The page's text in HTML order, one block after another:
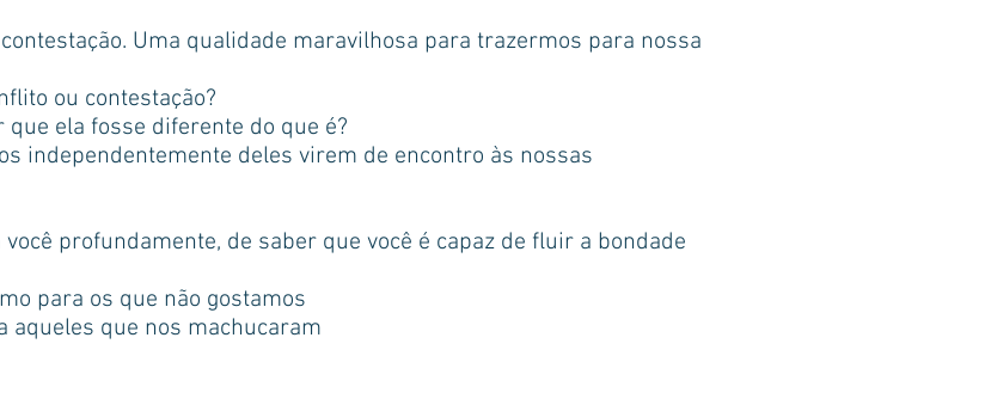
Uma qualidade maravilhosa para trazermos para nossa
ou contestação?
ela fosse diferente do que é?
independentemente deles virem de encontro às nossas
profundamente, de saber que você é capaz de fluir a bondade
para os que não gostamos
aqueles que nos machucaram